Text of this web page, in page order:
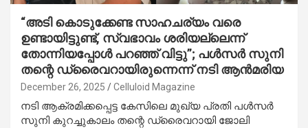
“അടി കൊടുക്കേണ്ട സാഹചര്യം വരെ
ഉണ്ടായിട്ടുണ്ട്, സ്വഭാവം ശരിയല്ലെന്ന്
തോന്നിയപ്പോള്‍ പറഞ്ഞ് വിട്ടു”; പൾസർ സുനി
തന്റെ ഡ്രൈവറായിരുന്നെന്ന് നടി ആൻമരിയ
December 26, 2025 Celluloid Magazine
നടി ആക്രമിക്കപ്പെട്ട കേസിലെ മുഖ്യ പ്രതി പൾസർ
സുനി കുറച്ചുകാലം തന്റെ ഡ്രൈവറായി ജോലി